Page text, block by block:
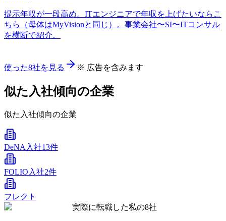
提示年収が一段高め。ITエンジニアで年収を上げたいならこ
ちら（母体はMyVisionと同じ）。事業会社〜SI〜ITコンサル
を横断で紹介。
使った8社を見る ※ 広告を含みます
似た入社傾向の企業
似た入社傾向の企業
DeNA 入社13件
FOLIO 入社2件
フレクト
実際に転職した私の8社